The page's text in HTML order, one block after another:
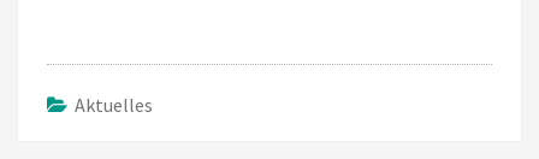
Aktuelles